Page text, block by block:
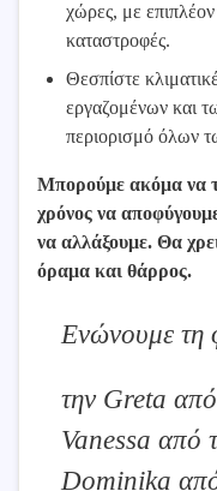
χώρες, με επιπλέον
καταστροφές.
Θεσπίστε
εργαζομένων και
περιορισμό όλων
Μπορούμε ακόμα να
χρόνος να
να αλλάξουμε. Θα
όραμα και θάρρος.
Ενώνουμε τη
την Greta
Vanessa από
Dominika